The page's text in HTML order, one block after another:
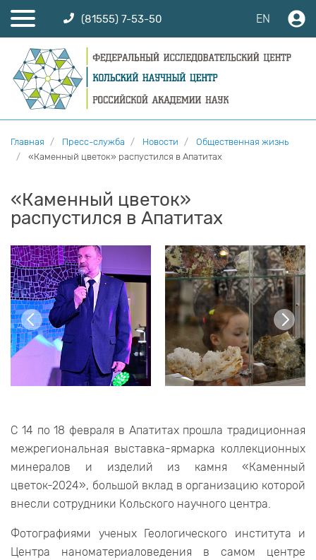
(81555) 7-53-50 EN
Главная Пресс-служба Новости
Общественная жизнь
«Каменный цветок» распустился в Апатитах
«Каменный цветок»
распустился в Апатитах
С 14 по 18 февраля в Апатитах прошла традиционная
межрегиональная выставка-ярмарка коллекционных
минералов и изделий из камня «Каменный
цветок-2024», большой вклад в организацию которой
внесли сотрудники Кольского научного центра.
Фотографиями ученых Геологического института и
Центра наноматериаловедения в самом центре